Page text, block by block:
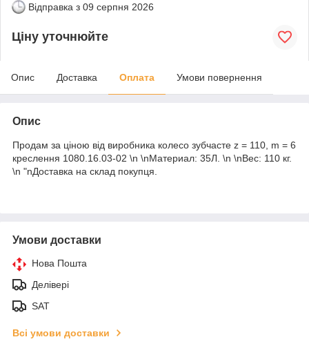
Відправка з 09 серпня 2026
Ціну уточнюйте
Опис Доставка Оплата Умови повернення
Опис
Продам за ціною від виробника колесо зубчасте z = 110, m = 6
креслення 1080.16.03-02 \n \nМатериал: 35Л. \n \nВес: 110 кг.
\n "nДоставка на склад покупця.
Умови доставки
Нова Пошта
Делівері
SAT
Всі умови доставки